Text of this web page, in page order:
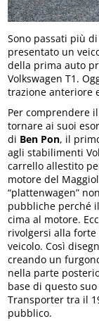
Sono passati più
presentato un
della prima auto
Volkswagen T1.
trazione anteriore
Per comprendere
tornare ai suoi
di Ben Pon, il
agli stabilimenti
carrello allestito
motore del
“plattenwagen”
pubbliche perché
cima al motore.
rivolgersi alla
veicolo. Così
creando un
nella parte
base di questo
Transporter tra il
pubblico.